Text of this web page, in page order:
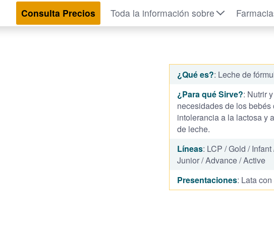
Consulta Precios Toda la información sobre
¿Qué es?: Leche de
¿Para qué Sirve?: Nutrir
necesidades de los bebés
intolerancia a la lactosa y
de leche.
Líneas: LCP / Gold /
Junior / Advance / Active
Presentaciones: Lata